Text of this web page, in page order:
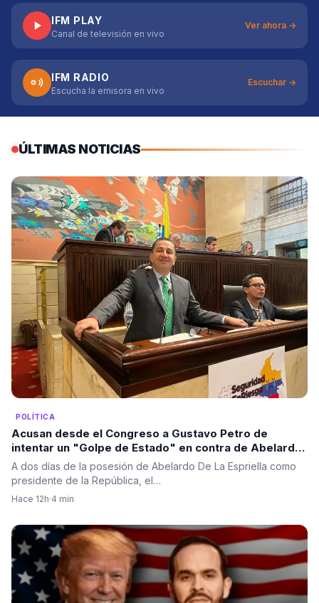
IFM PLAY
Canal de televisión en vivo
Ver ahora →
IFM RADIO
Escucha la emisora en vivo
Escuchar →
ÚLTIMAS NOTICIAS
POLÍTICA
Acusan desde el Congreso a Gustavo Petro de
intentar un "Golpe de Estado" en contra de Abelardo
de la Espriella a solo dos días de su posesión.
A dos días de la posesión de Abelardo De La Espriella como
presidente de la República, el…
Hace 12h·4 min